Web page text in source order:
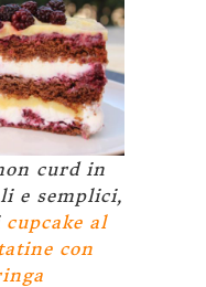
curd in
e semplici,
cupcake al
con